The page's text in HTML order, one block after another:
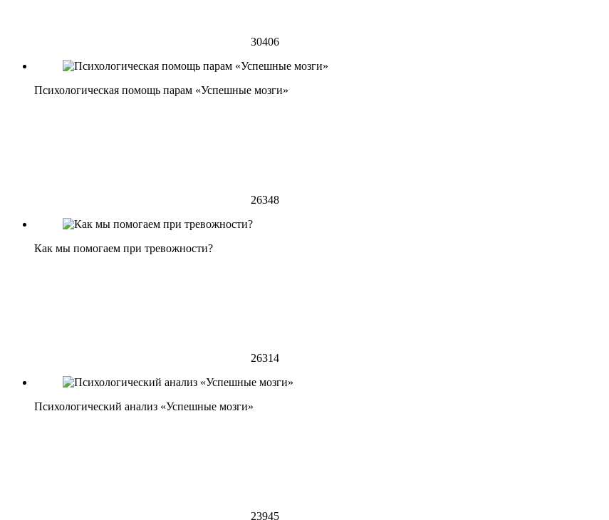
30406
Психологическая помощь парам «Успешные мозги»
26348
Как мы помогаем при тревожности?
26314
Психологический анализ «Успешные мозги»
23945